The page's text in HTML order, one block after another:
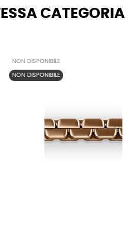
CATEGORIA
NON DISPONIBILE
NON DISPONIBILE